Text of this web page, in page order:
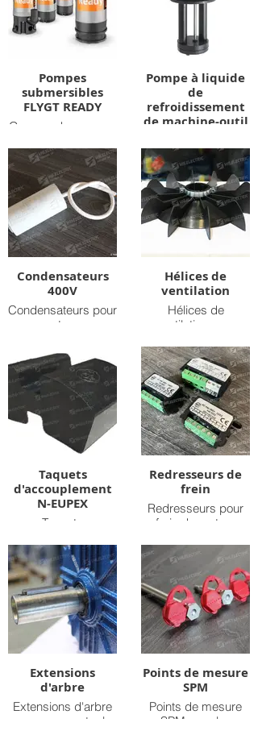
Pompes
submersibles
FLYGT READY
Gamme de pompes
READY pour le
pompage lors
d'interventions
Pompe à liquide
de
refroidissement
de machine-outil
monophasée avec
plusieurs
profondeurs
disponibles
Condensateurs
400V
Condensateurs pour
moteurs
à 80uF
Hélices de
ventilation
Hélices de
ventilation pour
Taquets
d'accouplement
N-EUPEX
Taquets
EUPEX
Redresseurs de
frein
Redresseurs pour
frein de moteur
Extensions
d'arbre
Extensions d'arbre
pour augmenter la
Points de mesure
SPM
Points de mesure
SPM pour les